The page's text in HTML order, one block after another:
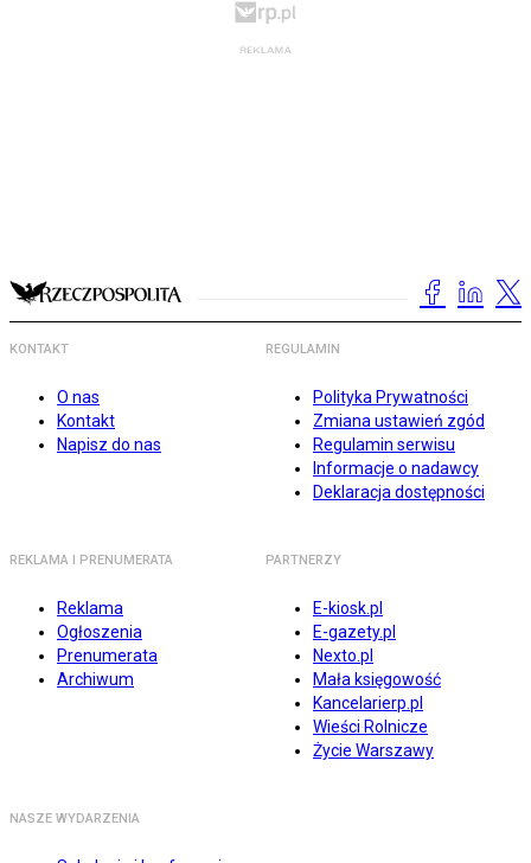
KONTAKT
O nas
Kontakt
Napisz do nas
REGULAMIN
Polityka Prywatności
Zmiana ustawień zgód
Regulamin serwisu
Informacje o nadawcy
Deklaracja dostępności
REKLAMA I PRENUMERATA
Reklama
Ogłoszenia
Prenumerata
Archiwum
PARTNERZY
E-kiosk.pl
E-gazety.pl
Nexto.pl
Mała księgowość
Kancelarierp.pl
Wieści Rolnicze
Życie Warszawy
NASZE WYDARZENIA